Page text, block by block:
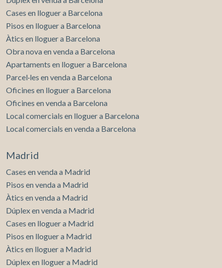
Cases en lloguer a Barcelona
Pisos en lloguer a Barcelona
Àtics en lloguer a Barcelona
Obra nova en venda a Barcelona
Apartaments en lloguer a Barcelona
Parcel·les en venda a Barcelona
Oficines en lloguer a Barcelona
Oficines en venda a Barcelona
Local comercials en lloguer a Barcelona
Local comercials en venda a Barcelona
Madrid
Cases en venda a Madrid
Pisos en venda a Madrid
Àtics en venda a Madrid
Dúplex en venda a Madrid
Cases en lloguer a Madrid
Pisos en lloguer a Madrid
Àtics en lloguer a Madrid
Dúplex en lloguer a Madrid
Tècniques i funcionals
Aquest lloc web utilitza cookies pròpies per recopilar
informació amb la finalitat de millorar els nostres serveis.
Si continua navegant, suposa l'acceptació de la instal·lació
de les mateixes. L'usuari té la possibilitat de configurar el
navegador podent, si així ho desitja, impedir que siguin
compte que aquesta acció podrà ocasionar dificultats de
navegació de la pàgina web.
Analítiques i personalització
Permeten fer el seguiment i l'anàlisi del comportament
dels usuaris d'aquest lloc web. La informació recollida
mitjançant aquest tipus de cookies s'utilitza en el
funció de l'anàlisi de les dades d'ús que fan els usuaris del
l'usuari per millorar la qualitat dels nostres serveis i oferir
una millor experiència a través de productes recomanats.
Marketing i publicitat
Aquestes cookies són utilitzades per emmagatzemar
de l'usuari a través de l'observació continuada dels seus
hàbits de navegació. Gràcies a elles, podem conèixer els
hàbits de navegació al lloc web i mostrar publicitat
relacionada amb el perfil de navegació de l'usuari.